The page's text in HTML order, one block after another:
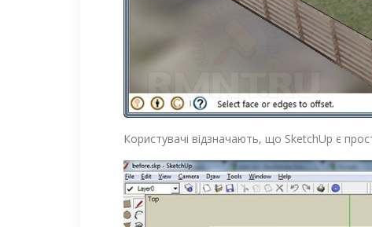
Користувачі відзначають, що SketchUp є